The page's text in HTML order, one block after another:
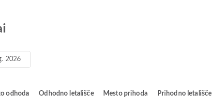
2026
odhoda Odhodno letališče Mesto prihoda Prihodno letališče